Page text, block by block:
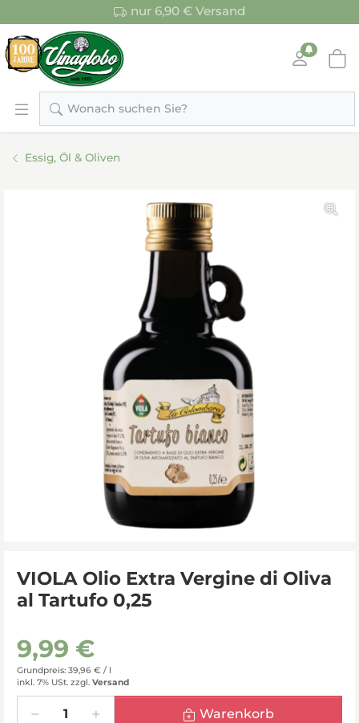
nur 6,90 € Versand
Wonach suchen Sie?
Essig, Öl & Oliven
VIOLA Olio Extra Vergine di Oliva
al Tartufo 0,25
9,99 €
Grundpreis: 39,96 € / l
inkl. 7% USt. zzgl. Versand
Warenkorb